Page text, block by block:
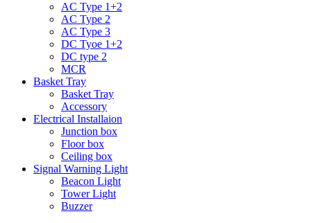
AC Type 1+2
AC Type 2
AC Type 3
DC Tyoe 1+2
DC type 2
MCR
Basket Tray
Basket Tray
Accessory
Electrical Installaion
Junction box
Floor box
Ceiling box
Signal Warning Light
Beacon Light
Tower Light
Buzzer